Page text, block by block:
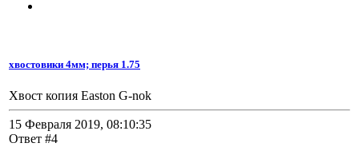
хвостовики 4мм; перья 1.75
Хвост копия Easton G-nok
15 Февраля 2019, 08:10:35
Ответ #4